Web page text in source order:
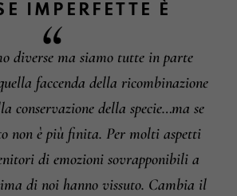
cambi e resi
IMPERFETTE È
diverse ma siamo tutte in parte
faccenda della ricombinazione
conservazione della specie…ma se
non è più finita. Per molti aspetti
di emozioni sovrapponibili a
di noi hanno vissuto. Cambia il